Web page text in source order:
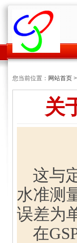
您当前位置： 网站首页
关
这与
水准测
误差为
在